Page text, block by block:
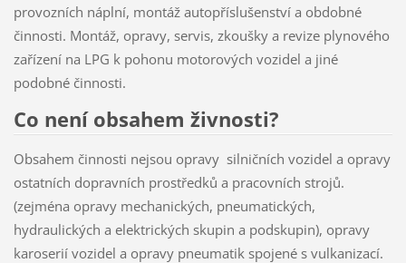
provozních náplní, montáž autopříslušenství a obdobné
činnosti. Montáž, opravy, servis, zkoušky a revize plynového
zařízení na LPG k pohonu motorových vozidel a jiné
podobné činnosti.
Co není obsahem živnosti?
Obsahem činnosti nejsou opravy silničních vozidel a opravy
ostatních dopravních prostředků a pracovních strojů.
(zejména opravy mechanických, pneumatických,
hydraulických a elektrických skupin a podskupin), opravy
karoserií vozidel a opravy pneumatik spojené s vulkanizací.